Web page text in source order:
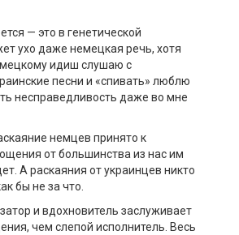
— это в генетической
ухо даже немецкая речь, хотя
идиш слушаю с
песни и «спивать» люблю
несправедливость даже во мне
немцев принято к
от большинства из нас им
А раскаяния от украинцев никто
бы не за что.
и вдохновитель заслуживает
чем слепой исполнитель. Весь